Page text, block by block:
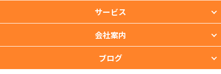
サービス
会社案内
ブログ